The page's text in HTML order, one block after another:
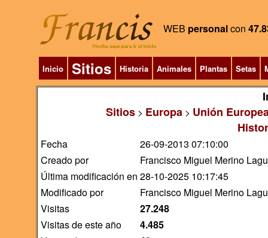
WEB personalcon
Inicio Sitios Historia Animales Plantas Setas
Sitios > Europa > Unión
Fecha
26-09-2013 07:10:00
Creado por
Francisco Miguel Merino
Última modificación en 28-10-2025 10:17:45
Modificado por
Francisco Miguel Merino
Visitas
27.248
Visitas de este año
4.485